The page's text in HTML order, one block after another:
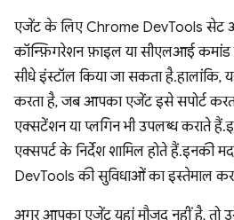
एजेंट के लिए Chrome DevTools सेट
कॉन्फ़िगरेशन फ़ाइल या सीएलआई कमांड
सीधे इंस्टॉल किया जा सकता है. हालांकि,
करता है, जब आपका एजेंट इसे सपोर्ट
एक्सटेंशन या प्लगिन भी उपलब्ध कराते
एक्सपर्ट के निर्देश शामिल होते हैं. इनकी
DevTools की सुविधाओं का इस्तेमाल
अगर आपका एजेंट यहां मौजूद नहीं है, तो